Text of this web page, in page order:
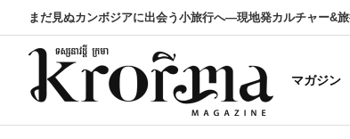
まだ見ぬカンボジアに出会う小旅行へ―現地発カルチャー&旅
マガジン